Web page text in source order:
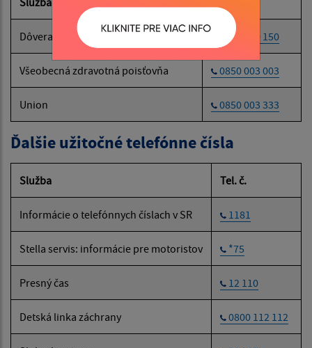
Dôvera 0800 150 150
Všeobecná zdravotná poisťovňa 0850 003 003
Union 0850 003 333
Ďalšie užitočné telefónne čísla
Služba Tel. č.
Informácie o telefónnych číslach v SR 1181
Stella servis: informácie pre motoristov *75
Presný čas 12 110
Detská linka záchrany 0800 112 112